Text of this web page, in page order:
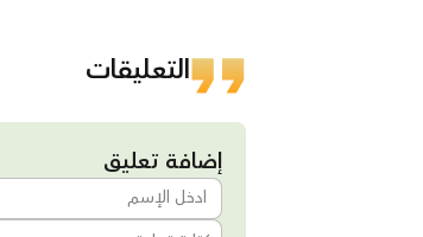
التعليقات
إضافة تعليق